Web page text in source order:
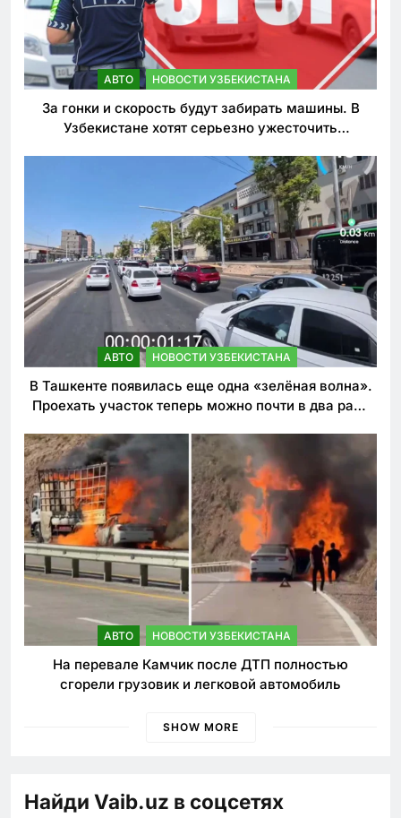
АВТО НОВОСТИ УЗБЕКИСТАНА
За гонки и скорость будут забирать машины. В
Узбекистане хотят серьезно ужесточить
АВТО НОВОСТИ УЗБЕКИСТАНА
В Ташкенте появилась еще одна «зелёная волна».
Проехать участок теперь можно почти в два раза
АВТО НОВОСТИ УЗБЕКИСТАНА
На перевале Камчик после ДТП полностью
сгорели грузовик и легковой автомобиль
SHOW MORE
Найди Vaib.uz в соцсетях